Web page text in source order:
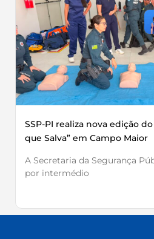
SSP-PI realiza nova edição
que Salva” em Campo Maior
A Secretaria da Segurança
por intermédio